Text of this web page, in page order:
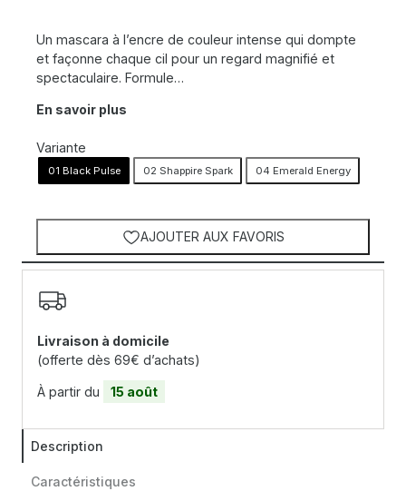
Un mascara à l’encre de couleur intense qui dompte
et façonne chaque cil pour un regard magnifié et
spectaculaire. Formule…
En savoir plus
Variante
01 Black Pulse 02 Shappire Spark 04 Emerald Energy
AJOUTER AUX FAVORIS
Livraison à domicile
(offerte dès 69€ d’achats)
À partir du 15 août
Description
Caractéristiques